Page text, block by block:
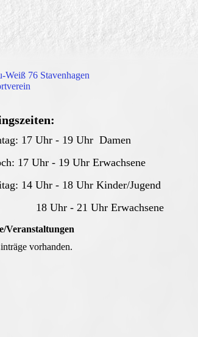
Weiß 76 Stavenhagen
17 Uhr - 19 Uhr Damen
17 Uhr - 19 Uhr Erwachsene
14 Uhr - 18 Uhr Kinder/Jugend
- 21 Uhr Erwachsene
Veranstaltungen
vorhanden.